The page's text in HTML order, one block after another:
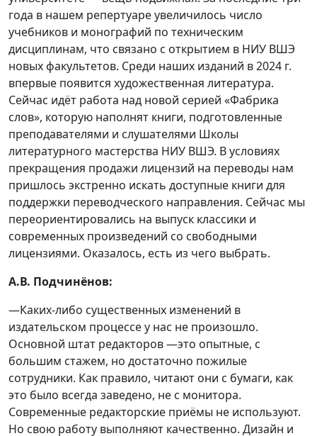
года в нашем репертуаре увеличилось число
учебников и монографий по техническим
дисциплинам, что связано с открытием в НИУ ВШЭ
новых факультетов. Среди наших изданий в 2024 г.
впервые появится художественная литература.
Сейчас идёт работа над новой серией «Фабрика
слов», которую наполнят книги, подготовленные
преподавателями и слушателями Школы
литературного мастерства НИУ ВШЭ. В условиях
прекращения продажи лицензий на переводы нам
пришлось экстренно искать доступные книги для
поддержки переводческого направления. Сейчас мы
переориентировались на выпуск классики и
современных произведений со свободными
лицензиями. Оказалось, есть из чего выбрать.
А.В. Подчинёнов:
—Каких-либо существенных изменений в
издательском процессе у нас не произошло.
Основной штат редакторов —это опытные, с
большим стажем, но достаточно пожилые
сотрудники. Как правило, читают они с бумаги, как
это было всегда заведено, не с монитора.
Современные редакторские приёмы не используют.
Но свою работу выполняют качественно. Дизайн и